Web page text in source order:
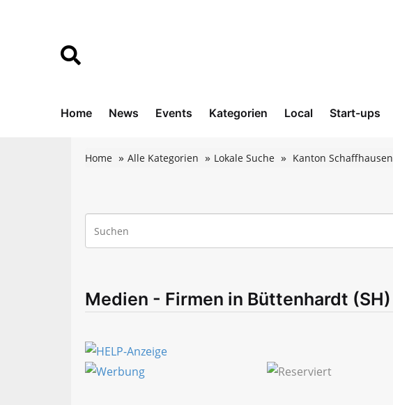
Home News Events Kategorien Local Start-ups
Home Alle Kategorien Lokale Suche Kanton Schaffhausen
Medien - Firmen in Büttenhardt (SH)